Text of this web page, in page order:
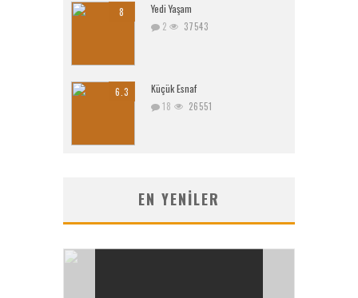
8 Yedi Yaşam
2 37543
6.3 Küçük Esnaf
18 26551
EN YENILER